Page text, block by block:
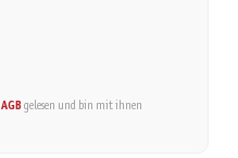
AGBgelesen und bin mit ihnen